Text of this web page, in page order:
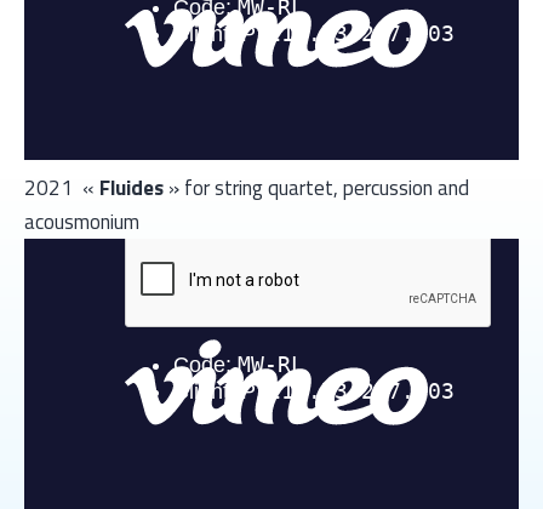
2021 « Fluides» for string quartet, percussion and
acousmonium